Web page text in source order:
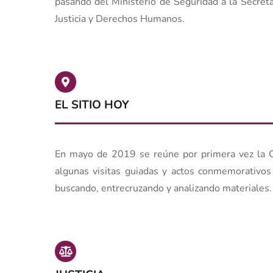
Justicia y Derechos Humanos.
EL SITIO HOY
En mayo de 2019 se reúne por primera vez la
algunas visitas guiadas y actos
buscando, entrecruzando y analizando